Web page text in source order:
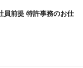
員前提 特許事務のお仕